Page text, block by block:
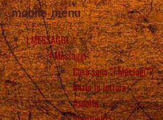
mobile_menu
I MESSAGGI
I Messaggi
Cosa sono “i Messagi”?
Inizia la lettura
Ascolta